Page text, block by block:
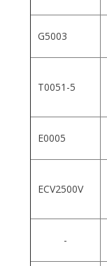
G5003
T0051-5
E0005
ECV2500V
-